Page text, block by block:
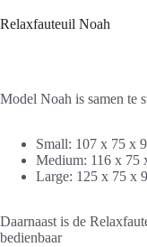
Relaxfauteuil Noah
Model Noah is samen te
Small: 107 x 75 x
Medium: 116 x 75
Large: 125 x 75 x
Daarnaast is de
bedienbaar